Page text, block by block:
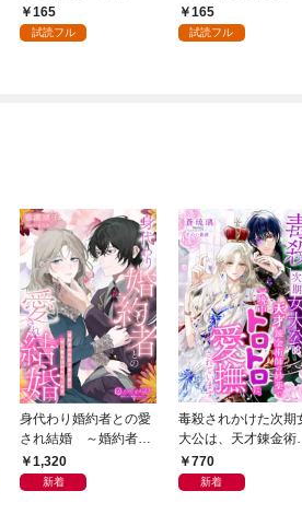
途な愛で幸せを掴む～:
1
165
試読フル
婚を迫られています:
165
試読フル
身代わり婚約者との愛
され結婚 ～婚約者の
代役で来た彼に甘い愛
を注がれています～
1,320
新着
毒殺されかけた次期
大公は、天才錬金術師
の妙薬で一晩中トロト
ロに愛撫されています
770
新着